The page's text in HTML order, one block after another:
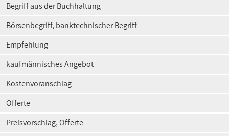
Begriff aus der Buchhaltung
Börsenbegriff, banktechnischer Begriff
Empfehlung
kaufmännisches Angebot
Kostenvoranschlag
Offerte
Preisvorschlag, Offerte